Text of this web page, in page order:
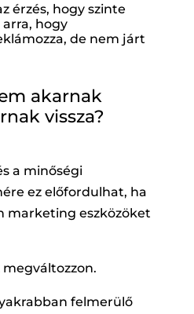
érzés, hogy szinte
hogy
de nem járt
akarnak
vissza?
a minőségi
ez előfordulhat, ha
marketing eszközöket
felmerülő